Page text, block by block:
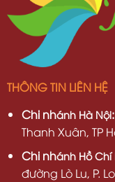
THÔNG TIN LIÊN HỆ
Chi nhánh Hà Nội:
Thanh Xuân, TP
Chi nhánh Hồ Chí
đường Lò Lu, P.